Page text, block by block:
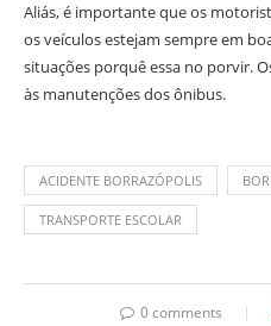
Aliás, é importante que os
os veículos estejam sempre em
situações porquê essa no porvir.
às manutenções dos ônibus.
ACIDENTE BORRAZÓPOLIS
TRANSPORTE ESCOLAR
0 comments